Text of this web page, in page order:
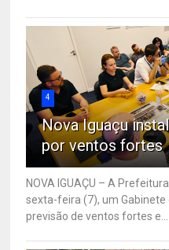
4
Nova Iguaçu
por ventos fortes
NOVA IGUAÇU – A
sexta-feira (7), um
previsão de ventos fortes e...